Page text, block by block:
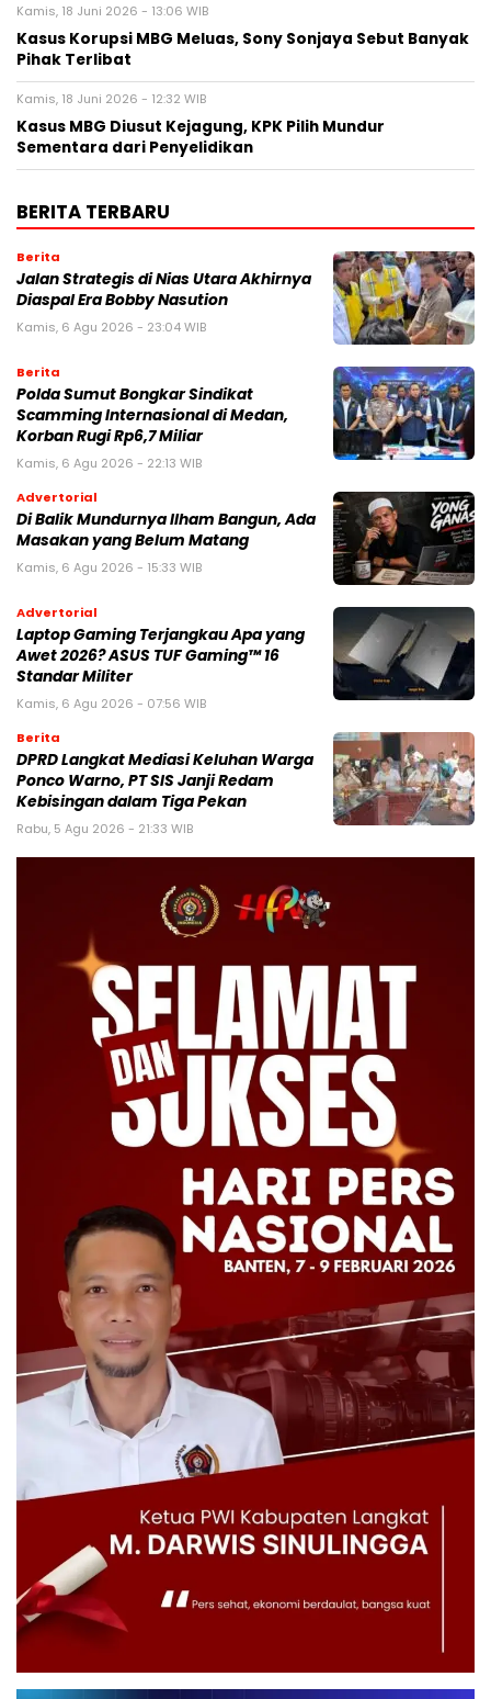
Kamis, 18 Juni 2026 - 13:06 WIB
Kasus Korupsi MBG Meluas, Sony Sonjaya Sebut Banyak
Pihak Terlibat
Kamis, 18 Juni 2026 - 12:32 WIB
Kasus MBG Diusut Kejagung, KPK Pilih Mundur
Sementara dari Penyelidikan
BERITA TERBARU
Berita
Jalan Strategis di Nias Utara Akhirnya
Diaspal Era Bobby Nasution
Kamis, 6 Agu 2026 - 23:04 WIB
Berita
Polda Sumut Bongkar Sindikat
Scamming Internasional di Medan,
Korban Rugi Rp6,7 Miliar
Kamis, 6 Agu 2026 - 22:13 WIB
Advertorial
Di Balik Mundurnya Ilham Bangun, Ada
Masakan yang Belum Matang
Kamis, 6 Agu 2026 - 15:33 WIB
Advertorial
Laptop Gaming Terjangkau Apa yang
Awet 2026? ASUS TUF Gaming™ 16
Standar Militer
Kamis, 6 Agu 2026 - 07:56 WIB
Berita
DPRD Langkat Mediasi Keluhan Warga
Ponco Warno, PT SIS Janji Redam
Kebisingan dalam Tiga Pekan
Rabu, 5 Agu 2026 - 21:33 WIB